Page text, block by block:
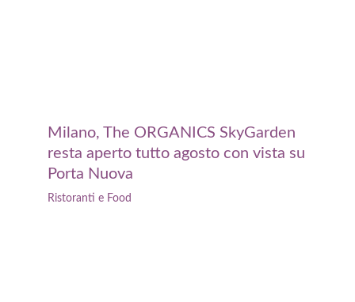
Milano, The ORGANICS SkyGarden
resta aperto tutto agosto con vista su
Porta Nuova
Ristoranti e Food